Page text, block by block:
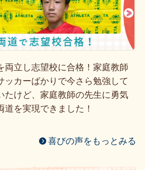
両立し志望校に合格！家庭教師
ッカーばかりで今さら勉強して
たけど、家庭教師の先生に勇気
を実現できました！
喜びの声をもっとみる